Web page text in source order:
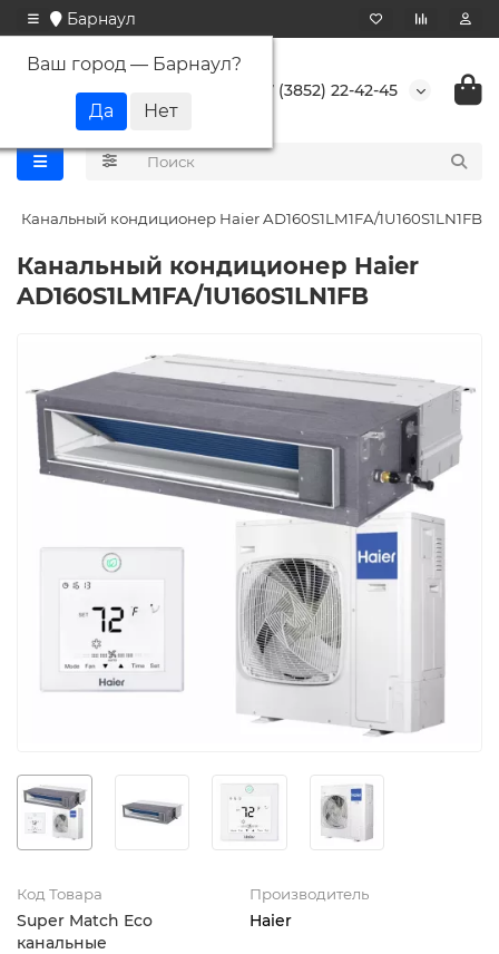
Барнаул
Ваш город — Барнаул?
+7 (3852) 22-42-45
Канальный кондиционер Haier AD160S1LM1FA/1U160S1LN1FB
Канальный кондиционер Haier
AD160S1LM1FA/1U160S1LN1FB
Код Товара
Super Match Eco
канальные
Производитель
Haier